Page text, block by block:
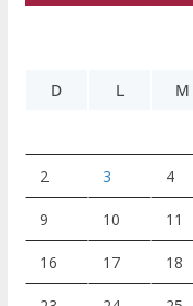
D
L M
2 3 4
9 10 11
16 17 18